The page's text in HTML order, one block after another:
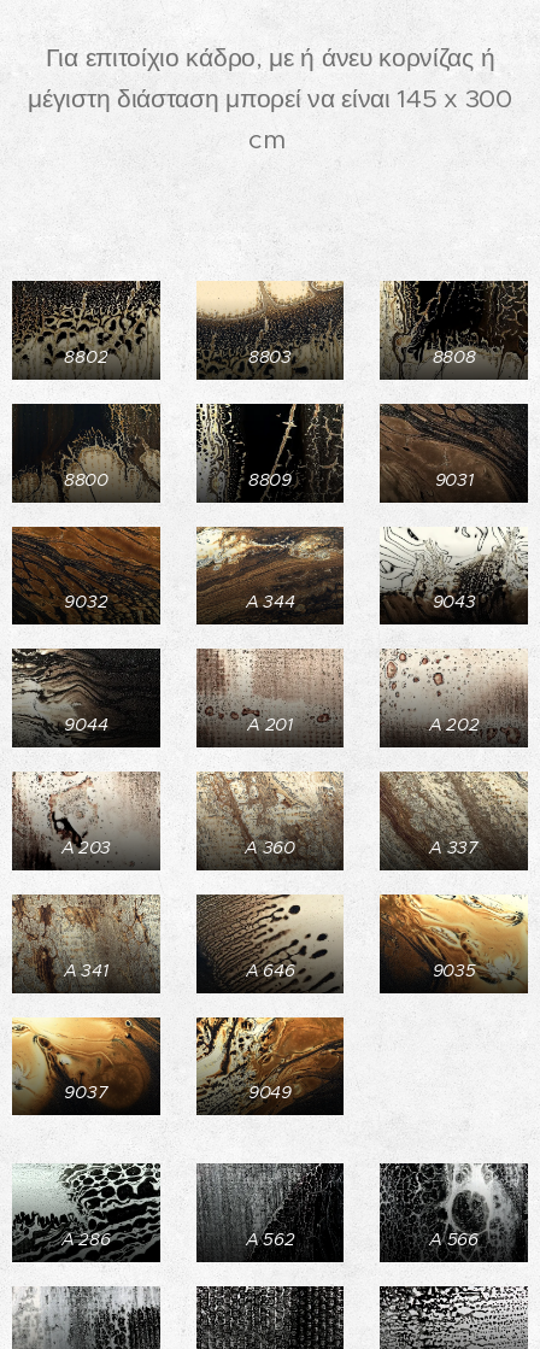
Για επιτοίχιο κάδρο, με ή άνευ κορνίζας ή
μέγιστη διάσταση μπορεί να είναι 145 x 300
cm
8802 8803 8808
8800 8809 9031
9032 A 344 9043
9044 A 201 A 202
A 203 A 360 A 337
A 341 A 646 9035
9037 9049
A 286 A 562 A 566